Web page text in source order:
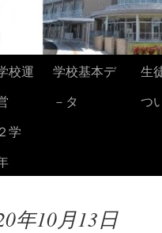
校運
学校基本デ
－タ
生
つ
２学
年10月13日